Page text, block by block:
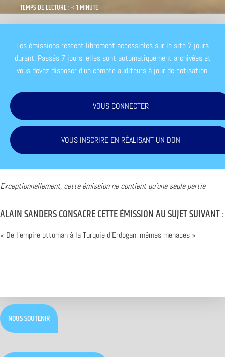
TEMPS DE LECTURE : < 1 MINUTE
Les émissions restent librement accessibles sur le site 7 jours
durant. Passés 7 jours, elles sont automatiquement archivées et
vous devez disposer d'un compte auditeurs à jour de cotisation.
VOUS CONNECTER
VOUS INSCRIRE EN RÉALISANT UN DON
Exceptionnellement, cette émission ne contient qu’une seule partie
ALAIN SANDERS CONSACRE CETTE ÉMISSION AU SUJET SUIVANT :
« De l’empire ottoman à la Turquie d’Erdogan, mêmes menaces »
NOUS SOUTENIR